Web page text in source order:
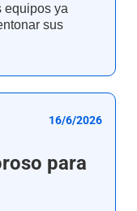
equipos ya
sus
16/6/2026
para